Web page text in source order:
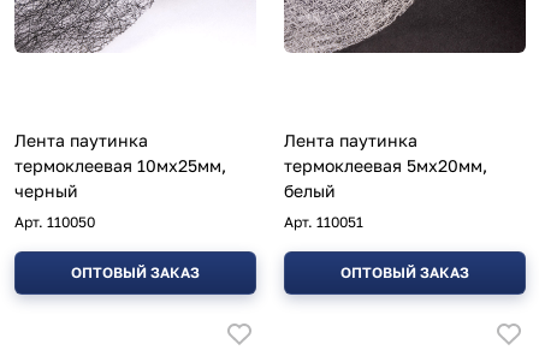
Лента паутинка
термоклеевая 10мх25мм,
черный
Арт. 110050
ОПТОВЫЙ ЗАКАЗ
Лента паутинка
термоклеевая 5мх20мм,
белый
Арт. 110051
ОПТОВЫЙ ЗАКАЗ